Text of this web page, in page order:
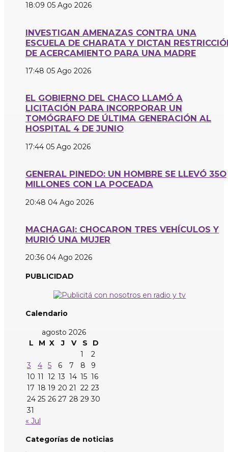
18:09 05 Ago 2026
INVESTIGAN AMENAZAS CONTRA UNA
ESCUELA DE CHARATA Y DICTAN
DE ACERCAMIENTO PARA UNA MADRE
17:48 05 Ago 2026
EL GOBIERNO DEL CHACO LLAMÓ A
LICITACIÓN PARA INCORPORAR UN
TOMÓGRAFO DE ÚLTIMA GENERACIÓN AL
HOSPITAL 4 DE JUNIO
17:44 05 Ago 2026
GENERAL PINEDO: UN HOMBRE SE LLEVÓ 35O
MILLONES CON LA POCEADA
20:48 04 Ago 2026
MACHAGAI: CHOCARON TRES VEHÍCULOS Y
MURIÓ UNA MUJER
20:36 04 Ago 2026
PUBLICIDAD
Calendario
agosto 2026
L
M X J V S
D
1
2
3
4 5 6 7 8
9
10 11 12 13 14 15 16
17 18 19 20 21 22 23
24 25 26 27 28 29 30
31
« Jul
Categorías de noticias